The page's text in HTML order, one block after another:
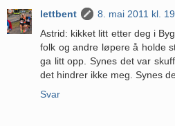
lettbent
8. mai 2011 kl.
Astrid: kikket litt etter deg i
folk og andre løpere å holde
ga litt opp. Synes det var
det hindrer ikke meg. Synes
Svar